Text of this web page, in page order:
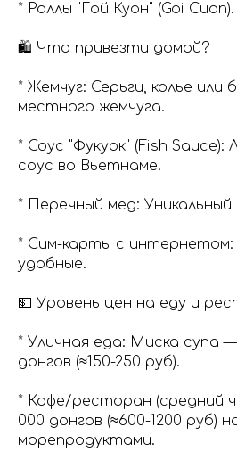
* Роллы "Гой Куон" (Goi Cuon).
🛍️ Что привезти домой?
* Жемчуг: Серьги, колье или
местного жемчуга.
* Соус "Фукуок" (Fish Sauce):
соус во Вьетнаме.
* Перечный мед: Уникальный
* Сим-карты с
удобные.
💵 Уровень цен на еду и
* Уличная еда: Миска супа
донгов (≈150-250 руб).
* Кафе/ресторан (средний
000 донгов (≈600-1200 руб)
морепродуктами.